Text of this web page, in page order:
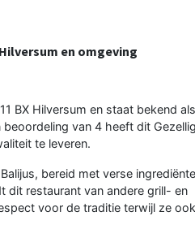
en omgeving
BX Hilversum en staat bekend
van 4 heeft dit
te leveren.
bereid met verse
dit restaurant van andere grill- en
voor de traditie terwijl ze